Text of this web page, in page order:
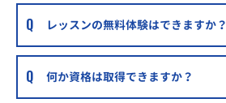
レッスンの無料体験はできますか？
何か資格は取得できますか？